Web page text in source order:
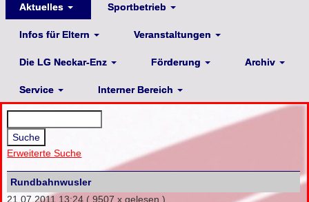
Aktuelles Sportbetrieb
Infos für Eltern Veranstaltungen
Die LG Neckar-Enz Förderung Archiv
Service Interner Bereich
Erweiterte Suche
Rundbahnwusler
21.07.2011 13:24 ( 9507 x gelesen )